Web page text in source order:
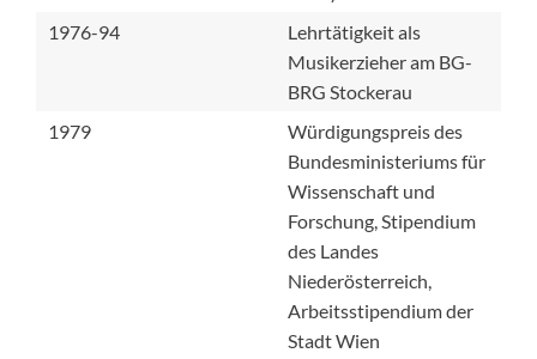
1976-94
Lehrtätigkeit als
Musikerzieher am BG-
BRG Stockerau
1979
Würdigungspreis des
Bundesministeriums für
Wissenschaft und
Forschung, Stipendium
des Landes
Niederösterreich,
Arbeitsstipendium der
Stadt Wien